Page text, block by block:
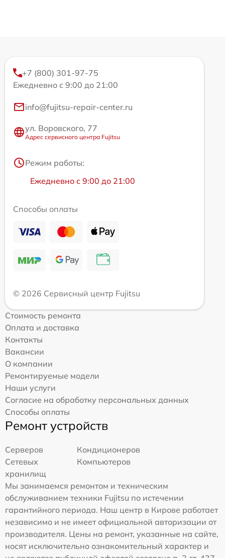
+7 (800) 301-97-75
Ежедневно с 9:00 до 21:00
info@fujitsu-repair-center.ru
ул. Воровского, 77
Адрес сервисного центра Fujitsu
Режим работы:
Ежедневно с 9:00 до 21:00
Способы оплаты
© 2026 Сервисный центр Fujitsu
Стоимость ремонта
Оплата и доставка
Контакты
Вакансии
О компании
Ремонтируемые модели
Наши услуги
Согласие на обработку персональных данных
Способы оплаты
Ремонт устройств
Серверов
Кондиционеров
Сетевых
хранилищ
Компьютеров
Мы занимаемся ремонтом и техническим
обслуживанием техники Fujitsu по истечении
гарантийного периода. Наш центр в Кирове работает
независимо и не имеет официальной авторизации от
производителя. Цены на ремонт, указанные на сайте,
носят исключительно ознакомительный характер и